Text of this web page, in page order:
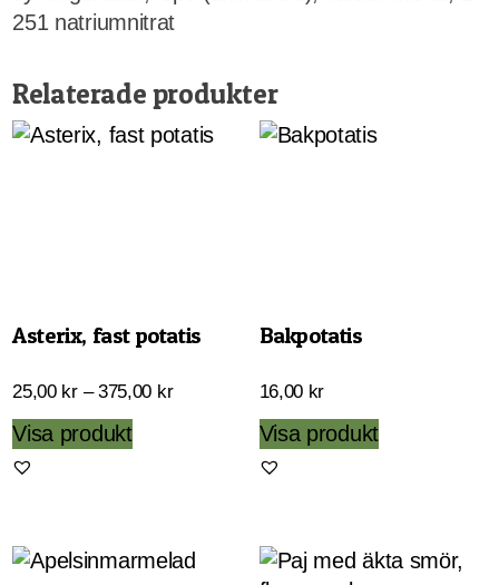
251 natriumnitrat
Relaterade produkter
Asterix, fast potatis
25,00 kr – 375,00 krPrisintervall:
Visa produktDen
flera
Bakpotatis
16,00 kr
Visa produkt